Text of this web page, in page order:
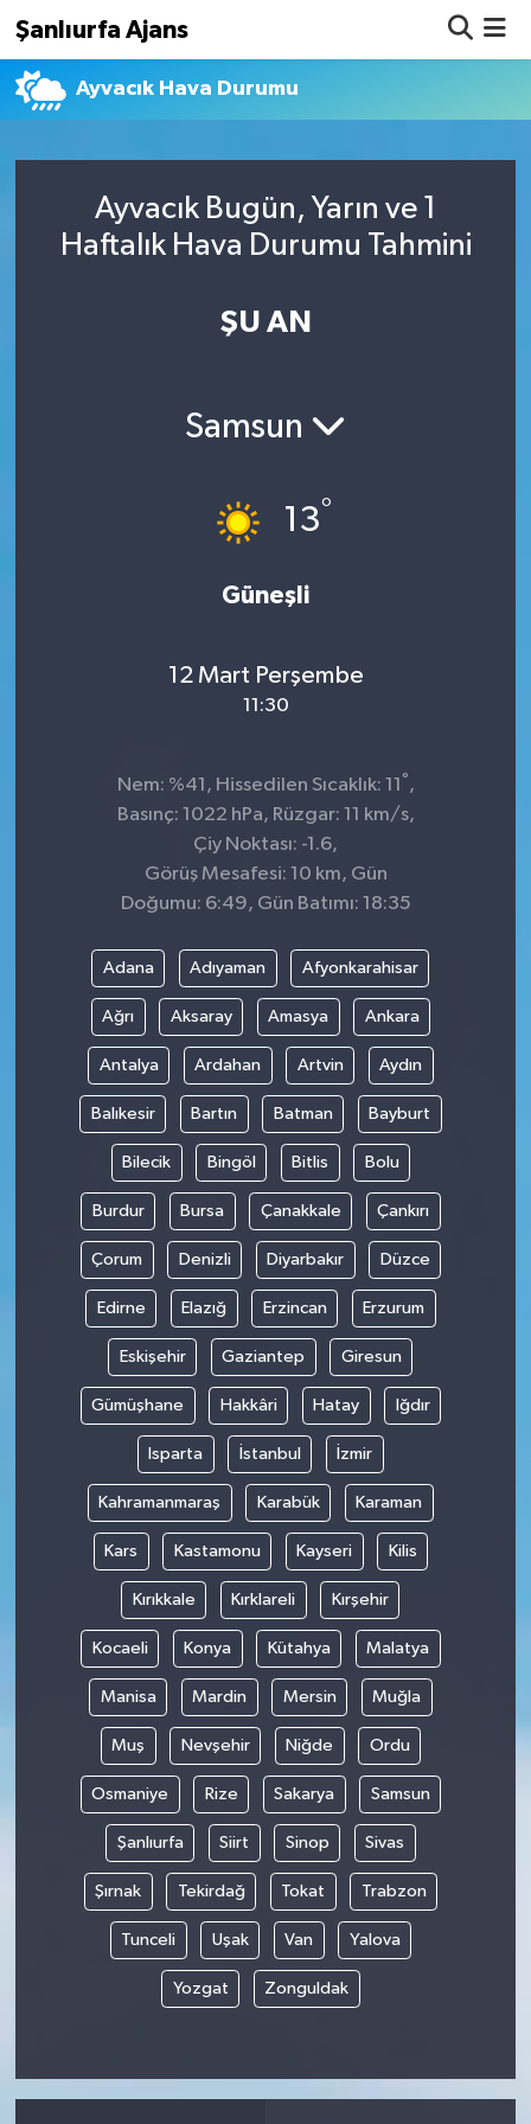
Şanlıurfa Ajans
Ayvacık Hava Durumu
Ayvacık Bugün, Yarın ve 1
Haftalık Hava Durumu Tahmini
ŞU AN
Samsun
13°
Güneşli
12 Mart Perşembe
11:30
Nem: %41, Hissedilen Sıcaklık: 11 ° ,
Basınç: 1022 hPa, Rüzgar: 11 km/s,
Çiy Noktası: -1.6,
Görüş Mesafesi: 10 km, Gün
Doğumu: 6:49, Gün Batımı: 18:35
Adana Adıyaman Afyonkarahisar
Ağrı Aksaray Amasya Ankara
Antalya Ardahan Artvin Aydın
Balıkesir Bartın Batman Bayburt
Bilecik Bingöl Bitlis Bolu
Burdur Bursa Çanakkale Çankırı
Çorum Denizli Diyarbakır Düzce
Edirne Elazığ Erzincan Erzurum
Eskişehir Gaziantep Giresun
Gümüşhane Hakkâri Hatay Iğdır
Isparta İstanbul İzmir
Kahramanmaraş Karabük Karaman
Kars Kastamonu Kayseri Kilis
Kırıkkale Kırklareli Kırşehir
Kocaeli Konya Kütahya Malatya
Manisa Mardin Mersin Muğla
Muş Nevşehir Niğde Ordu
Osmaniye Rize Sakarya Samsun
Şanlıurfa Siirt Sinop Sivas
Şırnak Tekirdağ Tokat Trabzon
Tunceli Uşak Van Yalova
Yozgat Zonguldak
Nöbetçi Eczaneler
Namaz Vakitleri
Süper Lig Puan Durumu ve Fikstür